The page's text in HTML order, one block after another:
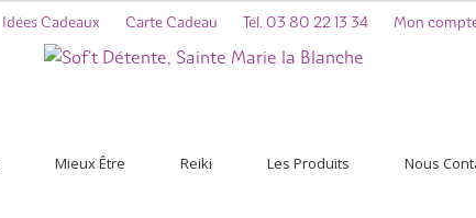
Idées Cadeaux Carte Cadeau Tél. 03 80 22 13 34 Mon
Mieux Être Reiki Les Produits Nous